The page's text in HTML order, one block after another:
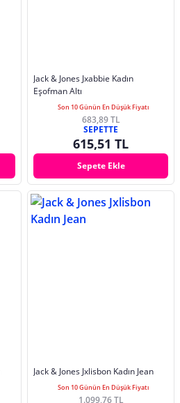
Jack & Jones Jxabbie Kadın
Eşofman Altı
Son 10 Günün En Düşük Fiyatı
683,89 TL
SEPETTE
615,51 TL
Sepete Ekle
Jack & Jones Jxlisbon Kadın Jean
Son 10 Günün En Düşük Fiyatı
1.099,76 TL